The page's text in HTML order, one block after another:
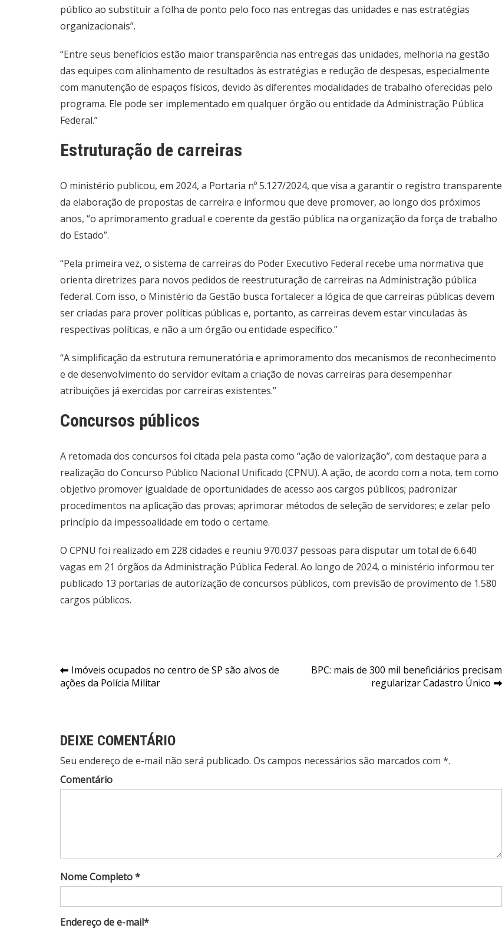
público ao substituir a folha de ponto pelo foco nas entregas das unidades e nas estratégias
organizacionais”.
“Entre seus benefícios estão maior transparência nas entregas das unidades, melhoria na gestão
das equipes com alinhamento de resultados às estratégias e redução de despesas, especialmente
com manutenção de espaços físicos, devido às diferentes modalidades de trabalho oferecidas pelo
programa. Ele pode ser implementado em qualquer órgão ou entidade da Administração Pública
Federal.”
Estruturação de carreiras
O ministério publicou, em 2024, a Portaria nº 5.127/2024, que visa a garantir o registro transparente
da elaboração de propostas de carreira e informou que deve promover, ao longo dos próximos
anos, “o aprimoramento gradual e coerente da gestão pública na organização da força de trabalho
do Estado”.
“Pela primeira vez, o sistema de carreiras do Poder Executivo Federal recebe uma normativa que
orienta diretrizes para novos pedidos de reestruturação de carreiras na Administração pública
federal. Com isso, o Ministério da Gestão busca fortalecer a lógica de que carreiras públicas devem
ser criadas para prover políticas públicas e, portanto, as carreiras devem estar vinculadas às
respectivas políticas, e não a um órgão ou entidade específico.”
“A simplificação da estrutura remuneratória e aprimoramento dos mecanismos de reconhecimento
e de desenvolvimento do servidor evitam a criação de novas carreiras para desempenhar
atribuições já exercidas por carreiras existentes.”
Concursos públicos
A retomada dos concursos foi citada pela pasta como “ação de valorização”, com destaque para a
realização do Concurso Público Nacional Unificado (CPNU). A ação, de acordo com a nota, tem como
objetivo promover igualdade de oportunidades de acesso aos cargos públicos; padronizar
procedimentos na aplicação das provas; aprimorar métodos de seleção de servidores; e zelar pelo
princípio da impessoalidade em todo o certame.
O CPNU foi realizado em 228 cidades e reuniu 970.037 pessoas para disputar um total de 6.640
vagas em 21 órgãos da Administração Pública Federal. Ao longo de 2024, o ministério informou ter
publicado 13 portarias de autorização de concursos públicos, com previsão de provimento de 1.580
cargos públicos.
Navegação
de
Imóveis ocupados no centro de SP são alvos de
ações da Polícia Militar
BPC: mais de 300 mil beneficiários precisam
regularizar Cadastro Único
DEIXE COMENTÁRIO
Seu endereço de e-mail não será publicado. Os campos necessários são marcados com *.
Comentário
Nome Completo *
Endereço de e-mail*